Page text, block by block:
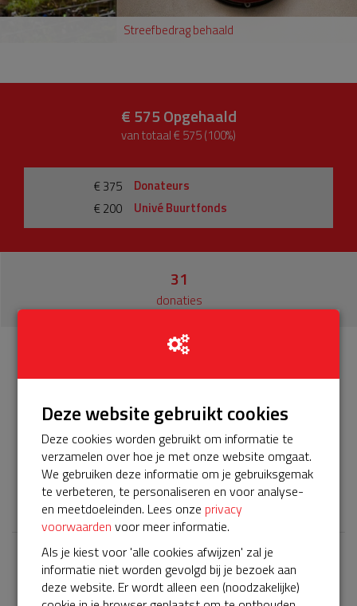
Streefbedrag behaald
€ 575Opgehaald
van totaal € 575 (100%)
€ 375
Donateurs
€ 200
Univé Buurtfonds
31
donaties
Het servicepakket van onze BuurtAED verloopt bijna en
moet worden verlengd, zodat onze AED gebruiksklaar
blijft. Help je mee? Doneer voor ons servicepakket!
𝕏
Laatste donaties
Bekijk alle
Deze website gebruikt cookies
Deze cookies worden gebruikt om informatie te
verzamelen over hoe je met onze website omgaat.
We gebruiken deze informatie om je gebruiksgemak
te verbeteren, te personaliseren en voor analyse-
en meetdoeleinden. Lees onze privacy
voorwaarden voor meer informatie.
Als je kiest voor 'alle cookies afwijzen' zal je
informatie niet worden gevolgd bij je bezoek aan
deze website. Er wordt alleen een (noodzakelijke)